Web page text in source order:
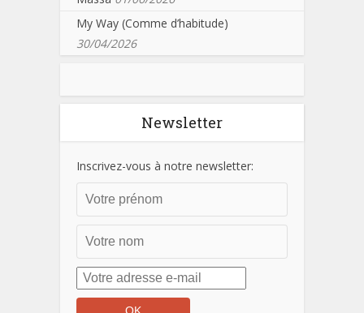
My Way (Comme d’habitude)
30/04/2026
Newsletter
Inscrivez-vous à notre newsletter: